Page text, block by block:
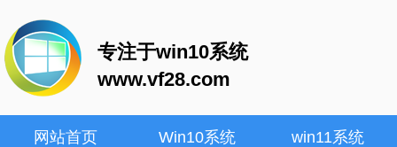
专注于win10系统
www.vf28.com
网站首页 Win10系统 win11系统